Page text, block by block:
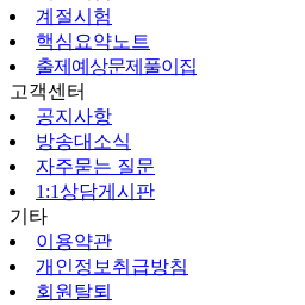
계절시험
핵심요약노트
출제예상문제풀이집
고객센터
공지사항
방송대소식
자주묻는 질문
1:1상담게시판
기타
이용약관
개인정보취급방침
회원탈퇴